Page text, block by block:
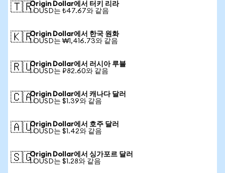
🇹🇷Origin Dollar에서 터키 리라
1 OUSD는 ₺47.67와 같음
🇰🇷Origin Dollar에서 한국 원화
1 OUSD는 ₩1,416.73와 같음
🇷🇺Origin Dollar에서 러시아 루블
1 OUSD는 ₽82.60와 같음
🇨🇦Origin Dollar에서 캐나다 달러
1 OUSD는 $1.39와 같음
🇦🇺Origin Dollar에서 호주 달러
1 OUSD는 $1.42와 같음
🇸🇬Origin Dollar에서 싱가포르 달러
1 OUSD는 $1.28와 같음